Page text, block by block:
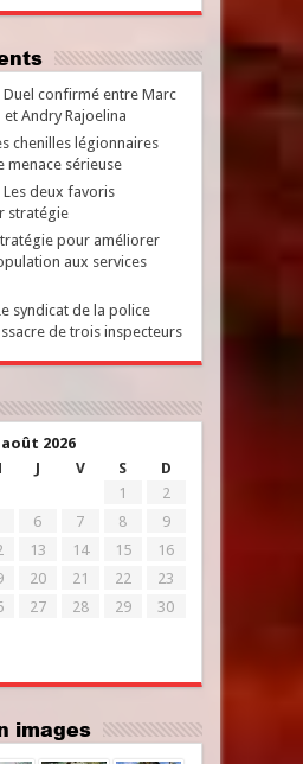
Duel confirmé entre Marc
et Andry Rajoelina
chenilles légionnaires
menace sérieuse
deux favoris
stratégie
pour améliorer
aux services
syndicat de la police
de trois inspecteurs
août 2026
J V S D
1
2
6 7 8
9
13 14 15
16
20 21 22
23
27 28 29
30
images